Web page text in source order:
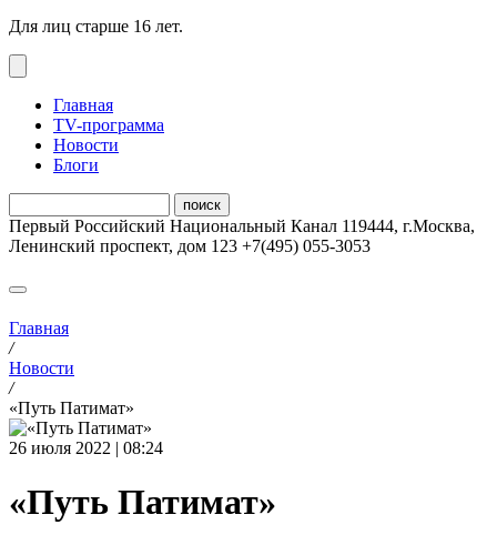
Для лиц старше 16 лет.
Главная
ТV-программа
Новости
Блоги
Первый Российский Национальный Канал 119444, г.Москва,
Ленинский проспект, дом 123 +7(495) 055-3053
Главная
/
Новости
/
«Путь Патимат»
26 июля 2022 | 08:24
«Путь Патимат»